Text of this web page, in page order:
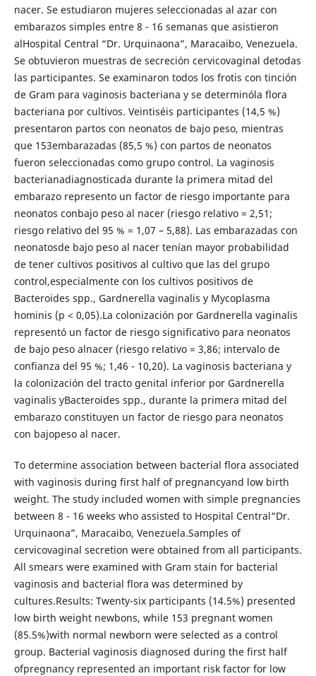
nacer. Se estudiaron mujeres seleccionadas al azar con
embarazos simples entre 8 - 16 semanas que asistieron
alHospital Central “Dr. Urquinaona”, Maracaibo, Venezuela.
Se obtuvieron muestras de secreción cervicovaginal detodas
las participantes. Se examinaron todos los frotis con tinción
de Gram para vaginosis bacteriana y se determinóla flora
bacteriana por cultivos. Veintiséis participantes (14,5 %)
presentaron partos con neonatos de bajo peso, mientras
que 153embarazadas (85,5 %) con partos de neonatos
fueron seleccionadas como grupo control. La vaginosis
bacterianadiagnosticada durante la primera mitad del
embarazo represento un factor de riesgo importante para
neonatos conbajo peso al nacer (riesgo relativo = 2,51;
riesgo relativo del 95 % = 1,07 – 5,88). Las embarazadas con
neonatosde bajo peso al nacer tenían mayor probabilidad
de tener cultivos positivos al cultivo que las del grupo
control,especialmente con los cultivos positivos de
Bacteroides spp., Gardnerella vaginalis y Mycoplasma
hominis (p < 0,05).La colonización por Gardnerella vaginalis
representó un factor de riesgo significativo para neonatos
de bajo peso alnacer (riesgo relativo = 3,86; intervalo de
confianza del 95 %; 1,46 - 10,20). La vaginosis bacteriana y
la colonización del tracto genital inferior por Gardnerella
vaginalis yBacteroides spp., durante la primera mitad del
embarazo constituyen un factor de riesgo para neonatos
con bajopeso al nacer.
To determine association between bacterial flora associated
with vaginosis during first half of pregnancyand low birth
weight. The study included women with simple pregnancies
between 8 - 16 weeks who assisted to Hospital Central“Dr.
Urquinaona”, Maracaibo, Venezuela.Samples of
cervicovaginal secretion were obtained from all participants.
All smears were examined with Gram stain for bacterial
vaginosis and bacterial flora was determined by
cultures.Results: Twenty-six participants (14.5%) presented
low birth weight newbons, while 153 pregnant women
(85.5%)with normal newborn were selected as a control
group. Bacterial vaginosis diagnosed during the first half
ofpregnancy represented an important risk factor for low